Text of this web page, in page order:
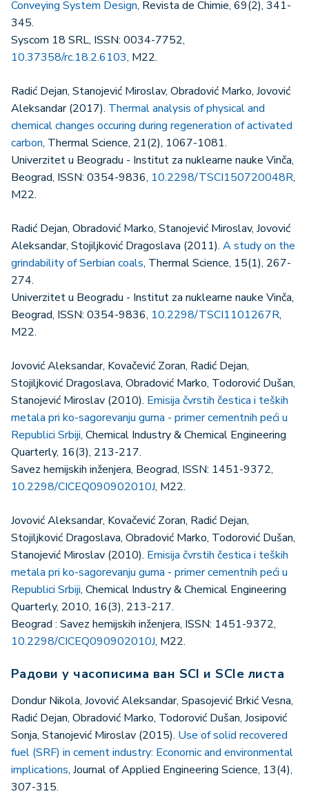
Conveying System Design, Revista de Chimie, 69(2), 341-
345.
Syscom 18 SRL, ISSN: 0034-7752,
10.37358/rc.18.2.6103, M22.
Radić Dejan, Stanojević Miroslav, Obradović Marko, Jovović
Aleksandar (2017). Thermal analysis of physical and
chemical changes occuring during regeneration of activated
carbon, Thermal Science, 21(2), 1067-1081.
Univerzitet u Beogradu - Institut za nuklearne nauke Vinča,
Beograd, ISSN: 0354-9836, 10.2298/TSCI150720048R,
M22.
Radić Dejan, Obradović Marko, Stanojević Miroslav, Jovović
Aleksandar, Stojiljković Dragoslava (2011). A study on the
grindability of Serbian coals, Thermal Science, 15(1), 267-
274.
Univerzitet u Beogradu - Institut za nuklearne nauke Vinča,
Beograd, ISSN: 0354-9836, 10.2298/TSCI1101267R,
M22.
Jovović Aleksandar, Kovačević Zoran, Radić Dejan,
Stojiljković Dragoslava, Obradović Marko, Todorović Dušan,
Stanojević Miroslav (2010). Emisija čvrstih čestica i teških
metala pri ko-sagorevanju guma - primer cementnih peći u
Republici Srbiji, Chemical Industry & Chemical Engineering
Quarterly, 16(3), 213-217.
Savez hemijskih inženjera, Beograd, ISSN: 1451-9372,
10.2298/CICEQ090902010J, M22.
Jovović Aleksandar, Kovačević Zoran, Radić Dejan,
Stojiljković Dragoslava, Obradović Marko, Todorović Dušan,
Stanojević Miroslav (2010). Emisija čvrstih čestica i teških
metala pri ko-sagorevanju guma - primer cementnih peći u
Republici Srbiji, Chemical Industry & Chemical Engineering
Quarterly, 2010, 16(3), 213-217.
Beograd : Savez hemijskih inženjera, ISSN: 1451-9372,
10.2298/CICEQ090902010J, M22.
Радови у часописима ван SCI и SCIe листа
Dondur Nikola, Jovović Aleksandar, Spasojević Brkić Vesna,
Radić Dejan, Obradović Marko, Todorović Dušan, Josipović
Sonja, Stanojević Miroslav (2015). Use of solid recovered
fuel (SRF) in cement industry: Economic and environmental
implications, Journal of Applied Engineering Science, 13(4),
307-315.